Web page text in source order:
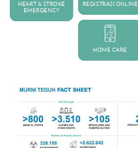
HEART & STROKE
EMERGENCY
REGISTRASI ONLINE
HOME CARE